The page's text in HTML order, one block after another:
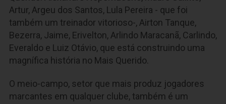
Artur, Argeu dos Santos, Lula Pereira - que foi
também um treinador vitorioso-, Airton Tanque,
Bezerra, Jaime, Erivelton, Arlindo Maracanã, Carlindo,
Everaldo e Luiz Otávio, que está construindo uma
magnífica história no Mais Querido.
O meio-campo, setor que mais produz jogadores
marcantes em qualquer clube, também é um